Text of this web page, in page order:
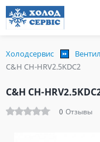
Холодсервис
C&H CH-HRV2.5KDC2
C&H CH-
0 Отзывы